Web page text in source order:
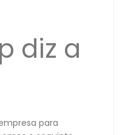
diz a
para